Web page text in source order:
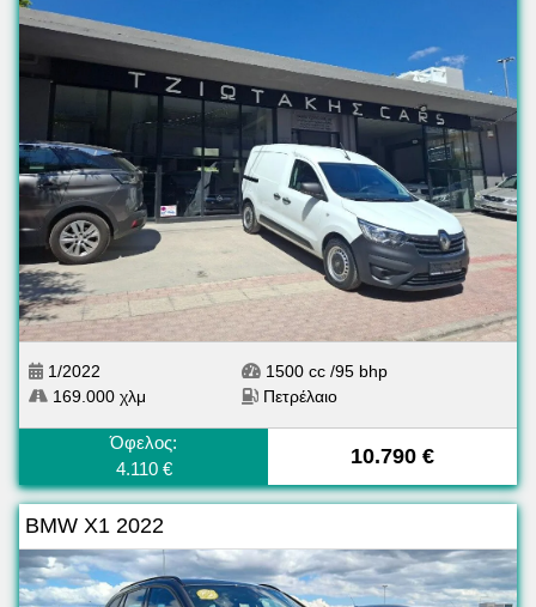
1/2022
169.000 χλμ
1500 cc /95 bhp
Πετρέλαιο
Όφελος:
4.110 €
10.790 €
BMW X1 2022